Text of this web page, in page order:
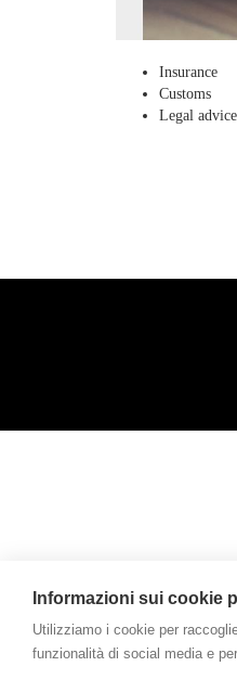
Insurance
Customs
Legal advice
Informazioni sui cookie
Utilizziamo i cookie per
funzionalità di social media e